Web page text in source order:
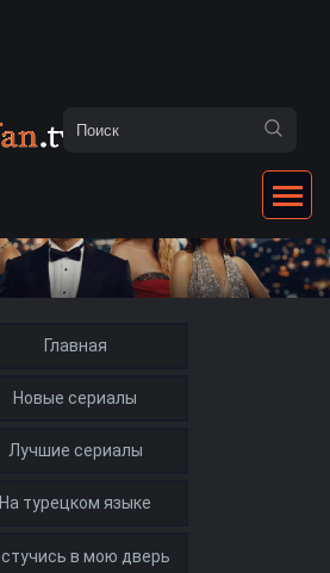
Главная
Новые сериалы
Лучшие сериалы
На турецком языке